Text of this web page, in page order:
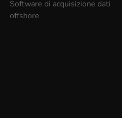
Software di acquisizione dati
offshore